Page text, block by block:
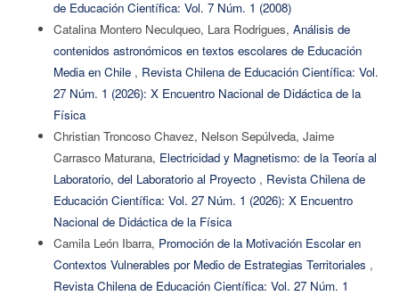
de Educación Científica: Vol. 7 Núm. 1 (2008)
Catalina Montero Neculqueo, Lara Rodrigues, Análisis de
contenidos astronómicos en textos escolares de Educación
Media en Chile , Revista Chilena de Educación Científica: Vol.
27 Núm. 1 (2026): X Encuentro Nacional de Didáctica de la
Física
Christian Troncoso Chavez, Nelson Sepúlveda, Jaime
Carrasco Maturana, Electricidad y Magnetismo: de la Teoría al
Laboratorio, del Laboratorio al Proyecto , Revista Chilena de
Educación Científica: Vol. 27 Núm. 1 (2026): X Encuentro
Nacional de Didáctica de la Física
Camila León Ibarra, Promoción de la Motivación Escolar en
Contextos Vulnerables por Medio de Estrategias Territoriales ,
Revista Chilena de Educación Científica: Vol. 27 Núm. 1